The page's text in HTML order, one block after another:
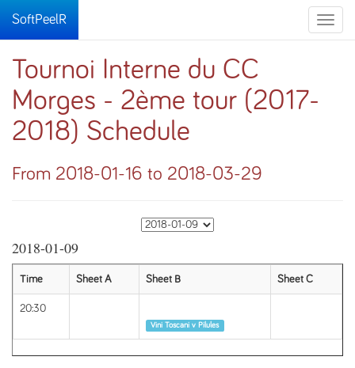
Toggle
SoftPeelR
Tournoi Interne du CC
Morges - 2ème tour (2017-
2018) Schedule
From 2018-01-16 to 2018-03-29
2018-01-09
Time Sheet A Sheet B Sheet C
20:30
Vini Toscani v Pilules